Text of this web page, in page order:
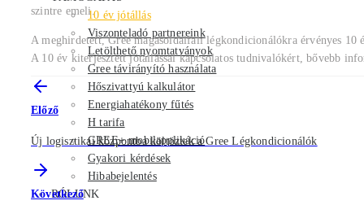
10 év jótállás
Viszonteladó partnereink
Letölthető nyomtatványok
Gree távirányító használata
Hőszivattyú kalkulátor
Energiahatékony fűtés
H tarifa
GREE+ mobilapplikáció
Gyakori kérdések
Hibabejelentés
RÓLUNK
szintre emeli.
A meghirdetett, Gree magasoldalfali légkondicionálókra érvényes
A 10 év kiterjesztett jótállással kapcsolatos tudnivalókért, bővebb
Előző
Új logisztikai központba költöztek a Gree Légkondicionálók
Következő